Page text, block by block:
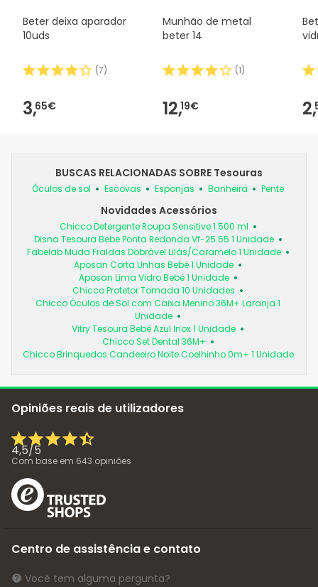
Beter deixa aparador
10uds
(7)
3,65€
Munhão de metal
beter 14
(1)
12,19€ 2,
BUSCAS RELACIONADAS SOBRE Tesouras
Óculos de sol Escovas Esponjas Banheira Pente
Novidades Acessórios
Chicco Detergente Roupa Sensitive 1.500 ml
Disna Tesoura Bebe Ponta Redonda Vf-25.55 1 Unidade
Fabelab Muda Fraldas Dobrável Lilás/Caramelo 1 Unidade
Aposan Corta Unhas Bebé 1 Unidade
Aposan Lima Vidro Bebé 1 Unidade
Chicco Protetor Tomada 10 Unidades
Chicco Óculos de Sol com Caixa Menino 36M+ Laranja 1
Unidade
Vitry Tesoura Bebê Azul Inox 1 Unidade
Chicco Set Dental 36M+
Chicco Brinquedos Candeeiro Noite Coelhinho 0m+ 1 Unidade
Opiniões reais de utilizadores
4,5/5
Com base em 643 opiniões
Centro de assistência e contato
Você tem alguma pergunta?